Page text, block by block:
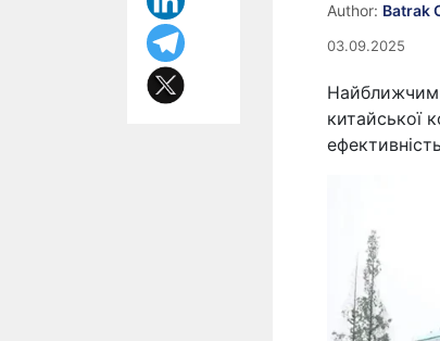
Author: Batrak
03.09.2025
Найближчим
китайської